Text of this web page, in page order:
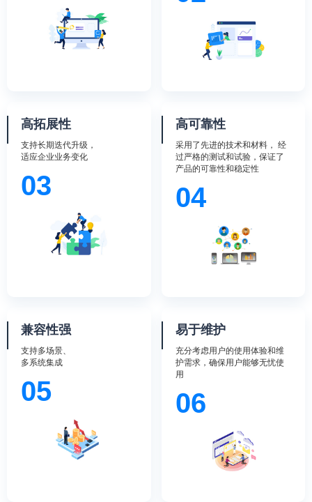
高拓展性
支持长期迭代升级，
适应企业业务变化
03
高可靠性
采用了先进的技术和材料， 经
过严格的测试和试验，保证了
产品的可靠性和稳定性
04
兼容性强
支持多场景、
多系统集成
05
易于维护
充分考虑用户的使用体验和维
护需求，确保用户能够无忧使
用
06